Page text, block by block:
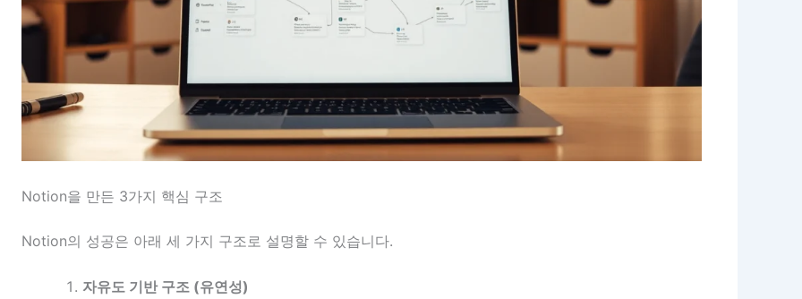
Notion을 만든 3가지 핵심 구조
Notion의 성공은 아래 세 가지 구조로 설명할 수 있습니다.
자유도 기반 구조 (유연성)